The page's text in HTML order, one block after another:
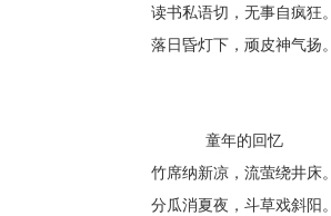
读书私语切，无事自疯狂。
落日昏灯下，顽皮神气扬。
童年的回忆
竹席纳新凉，流萤绕井床。
分瓜消夏夜，斗草戏斜阳。